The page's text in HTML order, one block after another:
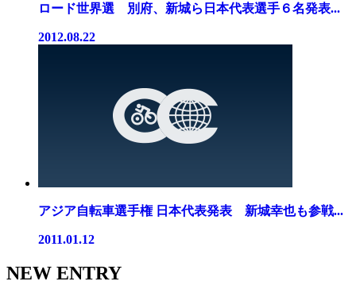
ロード世界選 別府、新城ら日本代表選手６名発表...
2012.08.22
アジア自転車選手権 日本代表発表 新城幸也も参戦...
2011.01.12
NEW ENTRY